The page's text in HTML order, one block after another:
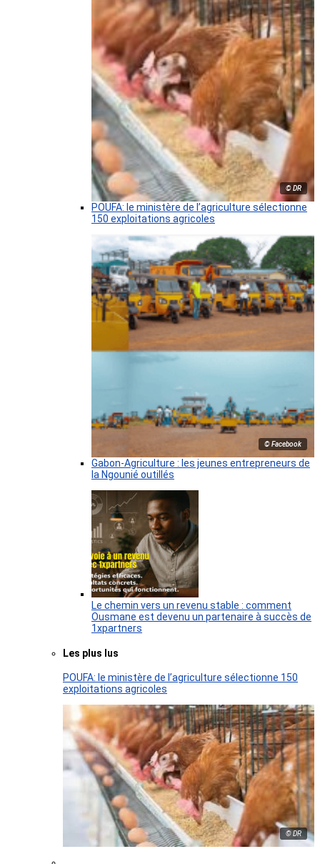
© DR
POUFA: le ministère de l’agriculture sélectionne
150 exploitations agricoles
© Facebook
Gabon-Agriculture : les jeunes entrepreneurs de
la Ngounié outillés
Le chemin vers un revenu stable : comment
Ousmane est devenu un partenaire à succès de
1xpartners
Les plus lus
POUFA: le ministère de l’agriculture sélectionne 150
exploitations agricoles
© DR